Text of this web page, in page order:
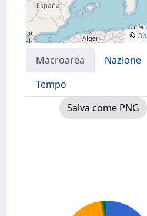
©
Macroarea Nazione
Tempo
Salva come PNG